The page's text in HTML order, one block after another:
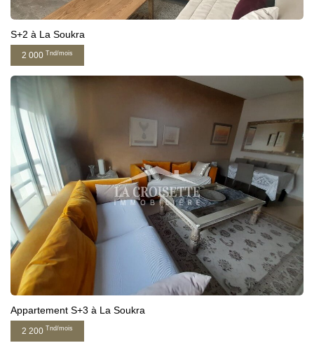
S+2 à La Soukra
2 000 Tnd/mois
Appartement S+3 à La Soukra
2 200 Tnd/mois